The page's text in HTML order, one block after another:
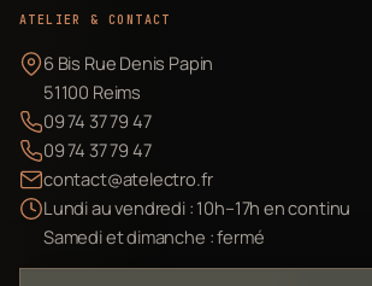
ATELIER & CONTACT
6 Bis Rue Denis Papin
51100 Reims
09 74 37 79 47
09 74 37 79 47
contact@atelectro.fr
Lundi au vendredi : 10h–17h en continu
Samedi et dimanche : fermé